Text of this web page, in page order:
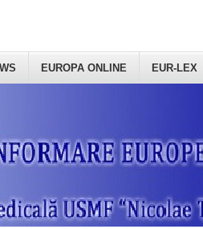
EUROPA ONLINE EUR-LEX